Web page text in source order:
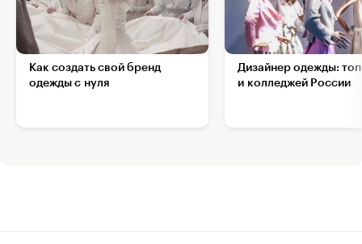
Как создать свой бренд
одежды с нуля
Дизайнер одежды:
и колледжей России